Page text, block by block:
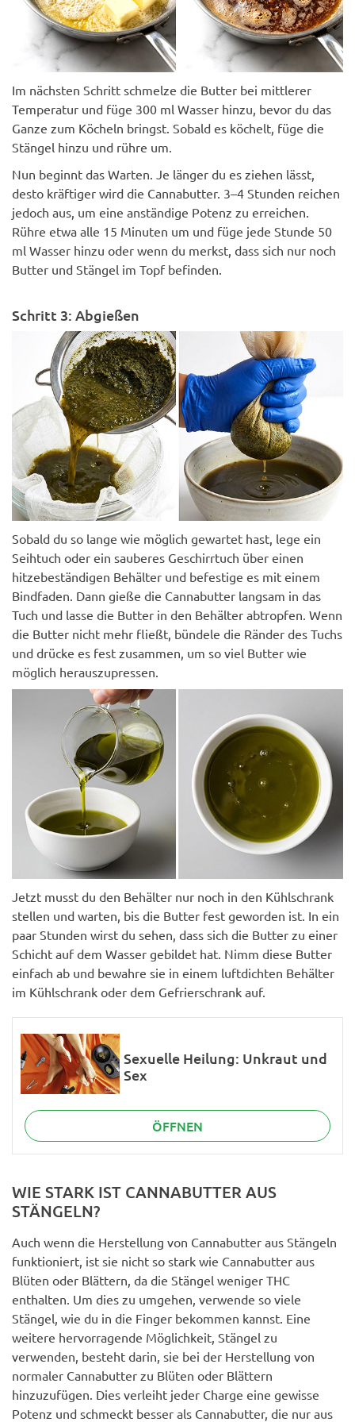
Im nächsten Schritt schmelze die Butter bei mittlerer
Temperatur und füge 300 ml Wasser hinzu, bevor du das
Ganze zum Köcheln bringst. Sobald es köchelt, füge die
Stängel hinzu und rühre um.
Nun beginnt das Warten. Je länger du es ziehen lässt,
desto kräftiger wird die Cannabutter. 3–4 Stunden reichen
jedoch aus, um eine anständige Potenz zu erreichen.
Rühre etwa alle 15 Minuten um und füge jede Stunde 50
ml Wasser hinzu oder wenn du merkst, dass sich nur noch
Butter und Stängel im Topf befinden.
Schritt 3: Abgießen
Sobald du so lange wie möglich gewartet hast, lege ein
Seihtuch oder ein sauberes Geschirrtuch über einen
hitzebeständigen Behälter und befestige es mit einem
Bindfaden. Dann gieße die Cannabutter langsam in das
Tuch und lasse die Butter in den Behälter abtropfen. Wenn
die Butter nicht mehr fließt, bündele die Ränder des Tuchs
und drücke es fest zusammen, um so viel Butter wie
möglich herauszupressen.
Jetzt musst du den Behälter nur noch in den Kühlschrank
stellen und warten, bis die Butter fest geworden ist. In ein
paar Stunden wirst du sehen, dass sich die Butter zu einer
Schicht auf dem Wasser gebildet hat. Nimm diese Butter
einfach ab und bewahre sie in einem luftdichten Behälter
im Kühlschrank oder dem Gefrierschrank auf.
Sexuelle Heilung: Unkraut und
Sex
ÖFFNEN
WIE STARK IST CANNABUTTER AUS
STÄNGELN?
Auch wenn die Herstellung von Cannabutter aus Stängeln
funktioniert, ist sie nicht so stark wie Cannabutter aus
Blüten oder Blättern, da die Stängel weniger THC
enthalten. Um dies zu umgehen, verwende so viele
Stängel, wie du in die Finger bekommen kannst. Eine
weitere hervorragende Möglichkeit, Stängel zu
verwenden, besteht darin, sie bei der Herstellung von
normaler Cannabutter zu Blüten oder Blättern
hinzuzufügen. Dies verleiht jeder Charge eine gewisse
Potenz und schmeckt besser als Cannabutter, die nur aus